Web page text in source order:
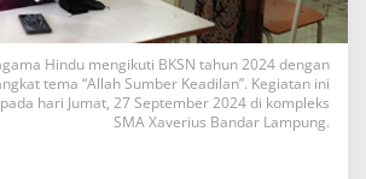
u
n
g
:
B
e
Hindu mengikuti BKSN tahun 2024 dengan
tema “Allah Sumber Keadilan”. Kegiatan ini
hari Jumat, 27 September 2024 di kompleks
SMA Xaverius Bandar Lampung.